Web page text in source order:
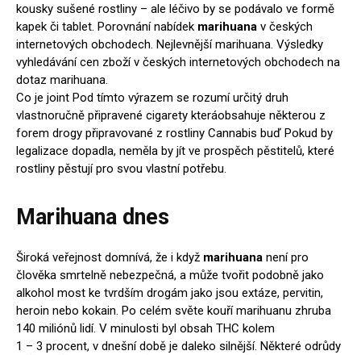
kousky sušené rostliny – ale léčivo by se podávalo ve formě
kapek či tablet. Porovnání nabídek marihuana v českých
internetových obchodech. Nejlevnější marihuana. Výsledky
vyhledávání cen zboží v českých internetových obchodech na
dotaz marihuana.
Co je joint Pod tímto výrazem se rozumí určitý druh
vlastnoručně připravené cigarety kteráobsahuje některou z
forem drogy připravované z rostliny Cannabis buď Pokud by
legalizace dopadla, neměla by jít ve prospěch pěstitelů, které
rostliny pěstují pro svou vlastní potřebu.
Marihuana dnes
Široká veřejnost domnívá, že i když marihuana není pro
člověka smrtelně nebezpečná, a může tvořit podobně jako
alkohol most ke tvrdším drogám jako jsou extáze, pervitin,
heroin nebo kokain. Po celém světe kouří marihuanu zhruba
140 miliónů lidí. V minulosti byl obsah THC kolem
1 – 3 procent, v dnešní době je daleko silnější. Některé odrůdy